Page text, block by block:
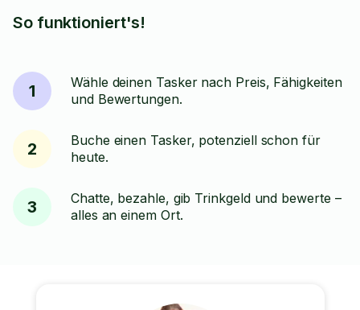
So funktioniert's!
1
Wähle deinen Tasker nach Preis, Fähigkeiten
und Bewertungen.
2
Buche einen Tasker, potenziell schon für
heute.
3
Chatte, bezahle, gib Trinkgeld und bewerte –
alles an einem Ort.